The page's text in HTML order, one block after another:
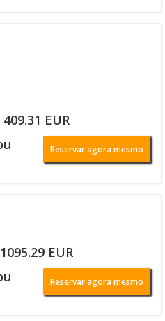
EUR
Reservar agora mesmo
EUR
Reservar agora mesmo